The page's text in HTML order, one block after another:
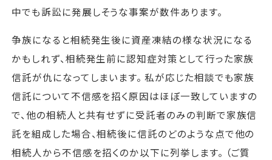
中でも訴訟に発展しそうな事案が数件あります。
争族になると相続発生後に資産凍結の様な状況になる
かもしれず、相続発生前に認知症対策として行った家族
信託が仇になってしまいます。 私が応じた相談でも家族
信託について不信感を招く原因はほぼ一致していますの
で、他の相続人と共有せずに受託者のみの判断で家族信
託を組成した場合、相続後に信託のどのような点で他の
相続人から不信感を招くのか以下に列挙します。 （ご質